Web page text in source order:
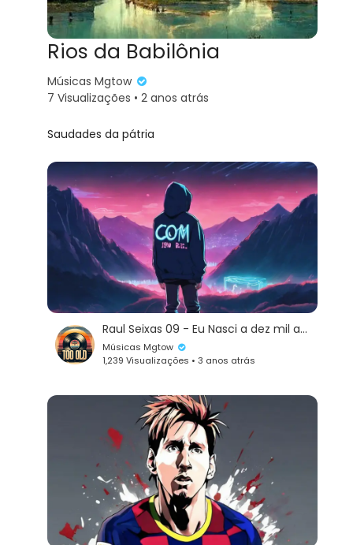
Rios da Babilônia
Músicas Mgtow
7 Visualizações • 2 anos atrás
Saudades da pátria
Raul Seixas 09 - Eu Nasci a dez mil anos
Músicas Mgtow
1,239 Visualizações • 3 anos atrás